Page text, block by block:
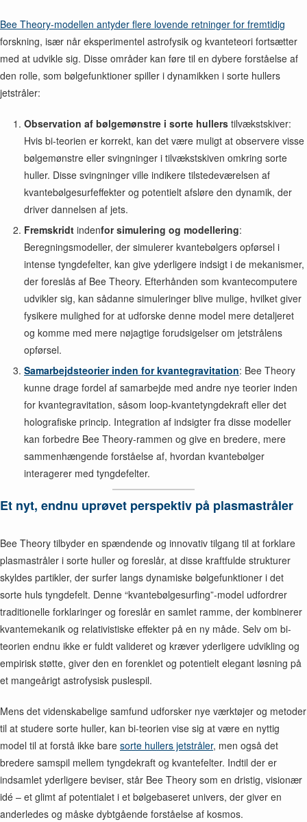
Bee Theory-modellen antyder flere lovende retninger for fremtidig
forskning, især når eksperimentel astrofysik og kvanteteori fortsætter
med at udvikle sig. Disse områder kan føre til en dybere forståelse af
den rolle, som bølgefunktioner spiller i dynamikken i sorte hullers
jetstråler:
Observation af bølgemønstre i sorte hullers tilvækstskiver:
Hvis bi-teorien er korrekt, kan det være muligt at observere visse
bølgemønstre eller svingninger i tilvækstskiven omkring sorte
huller. Disse svingninger ville indikere tilstedeværelsen af
kvantebølgesurfeffekter og potentielt afsløre den dynamik, der
driver dannelsen af jets.
Fremskridt indenfor simulering og modellering:
Beregningsmodeller, der simulerer kvantebølgers opførsel i
intense tyngdefelter, kan give yderligere indsigt i de mekanismer,
der foreslås af Bee Theory. Efterhånden som kvantecomputere
udvikler sig, kan sådanne simuleringer blive mulige, hvilket giver
fysikere mulighed for at udforske denne model mere detaljeret
og komme med mere nøjagtige forudsigelser om jetstrålens
opførsel.
Samarbejdsteorier inden for kvantegravitation: Bee Theory
kunne drage fordel af samarbejde med andre nye teorier inden
for kvantegravitation, såsom loop-kvantetyngdekraft eller det
holografiske princip. Integration af indsigter fra disse modeller
kan forbedre Bee Theory-rammen og give en bredere, mere
sammenhængende forståelse af, hvordan kvantebølger
interagerer med tyngdefelter.
Et nyt, endnu uprøvet perspektiv på plasmastråler
Bee Theory tilbyder en spændende og innovativ tilgang til at forklare
plasmastråler i sorte huller og foreslår, at disse kraftfulde strukturer
skyldes partikler, der surfer langs dynamiske bølgefunktioner i det
sorte huls tyngdefelt. Denne “kvantebølgesurfing”-model udfordrer
traditionelle forklaringer og foreslår en samlet ramme, der kombinerer
kvantemekanik og relativistiske effekter på en ny måde. Selv om bi-
teorien endnu ikke er fuldt valideret og kræver yderligere udvikling og
empirisk støtte, giver den en forenklet og potentielt elegant løsning på
et mangeårigt astrofysisk puslespil.
Mens det videnskabelige samfund udforsker nye værktøjer og metoder
til at studere sorte huller, kan bi-teorien vise sig at være en nyttig
model til at forstå ikke bare sorte hullers jetstråler, men også det
bredere samspil mellem tyngdekraft og kvantefelter. Indtil der er
indsamlet yderligere beviser, står Bee Theory som en dristig, visionær
idé – et glimt af potentialet i et bølgebaseret univers, der giver en
anderledes og måske dybtgående forståelse af kosmos.